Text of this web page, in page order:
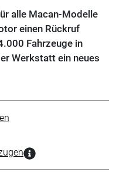
alle Macan-Modelle
einen Rückruf
Fahrzeuge in
Werkstatt ein neues